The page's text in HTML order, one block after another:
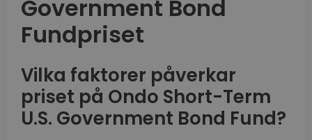
Government Bond
Fundpriset
Vilka faktorer påverkar
priset på Ondo Short-Term
U.S. Government Bond Fund?